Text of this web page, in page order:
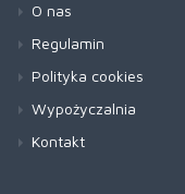
O nas
Regulamin
Polityka cookies
Wypożyczalnia
Kontakt